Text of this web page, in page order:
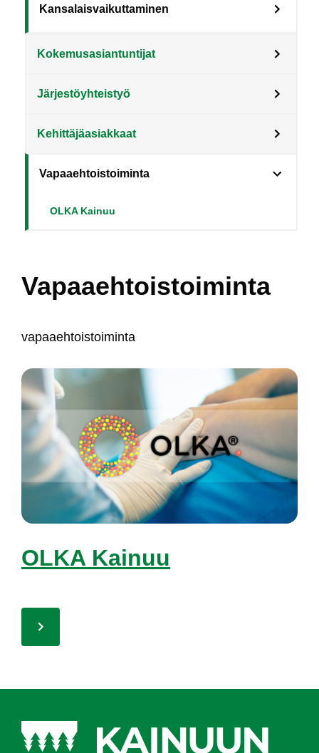
Sote
Menu
Tietoa
meistä
Kansalaisvaikuttaminen
Kokemusasiantuntijat
Järjestöyhteistyö
Kehittäjäasiakkaat
Vapaaehtoistoiminta
OLKA Kainuu
Vapaaehtoistoiminta
va­paaeh­tois­toi­min­ta
OL­KA Kai­nuu